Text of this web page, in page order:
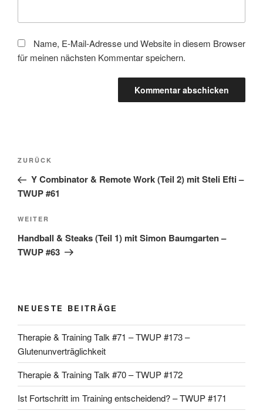
Name, E-Mail-Adresse und Website in diesem Browser
für meinen nächsten Kommentar speichern.
Beitragsnavigation
Vorheriger
Beitrag
ZURÜCK
Y Combinator & Remote Work (Teil 2) mit Steli Efti –
TWUP #61
Nächster
Beitrag
WEITER
Handball & Steaks (Teil 1) mit Simon Baumgarten –
TWUP #63
NEUESTE BEITRÄGE
Therapie & Training Talk #71 – TWUP #173 –
Glutenunverträglichkeit
Therapie & Training Talk #70 – TWUP #172
Ist Fortschritt im Training entscheidend? – TWUP #171